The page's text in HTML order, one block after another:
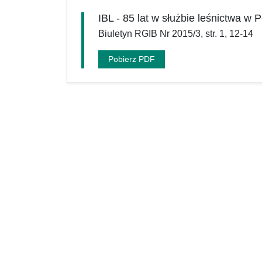
IBL - 85 lat w służbie leśnictwa w
Biuletyn RGIB Nr 2015/3, str. 1, 12-14
Pobierz PDF